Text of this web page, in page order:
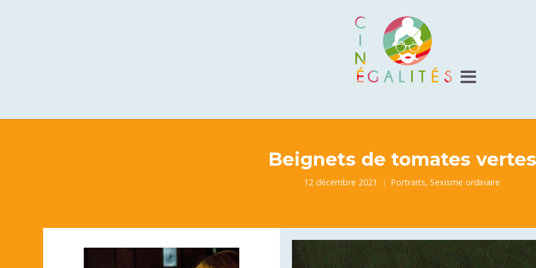
Beignets de tomates vertes
12 décembre 2021 Portraits, Sexisme ordinaire